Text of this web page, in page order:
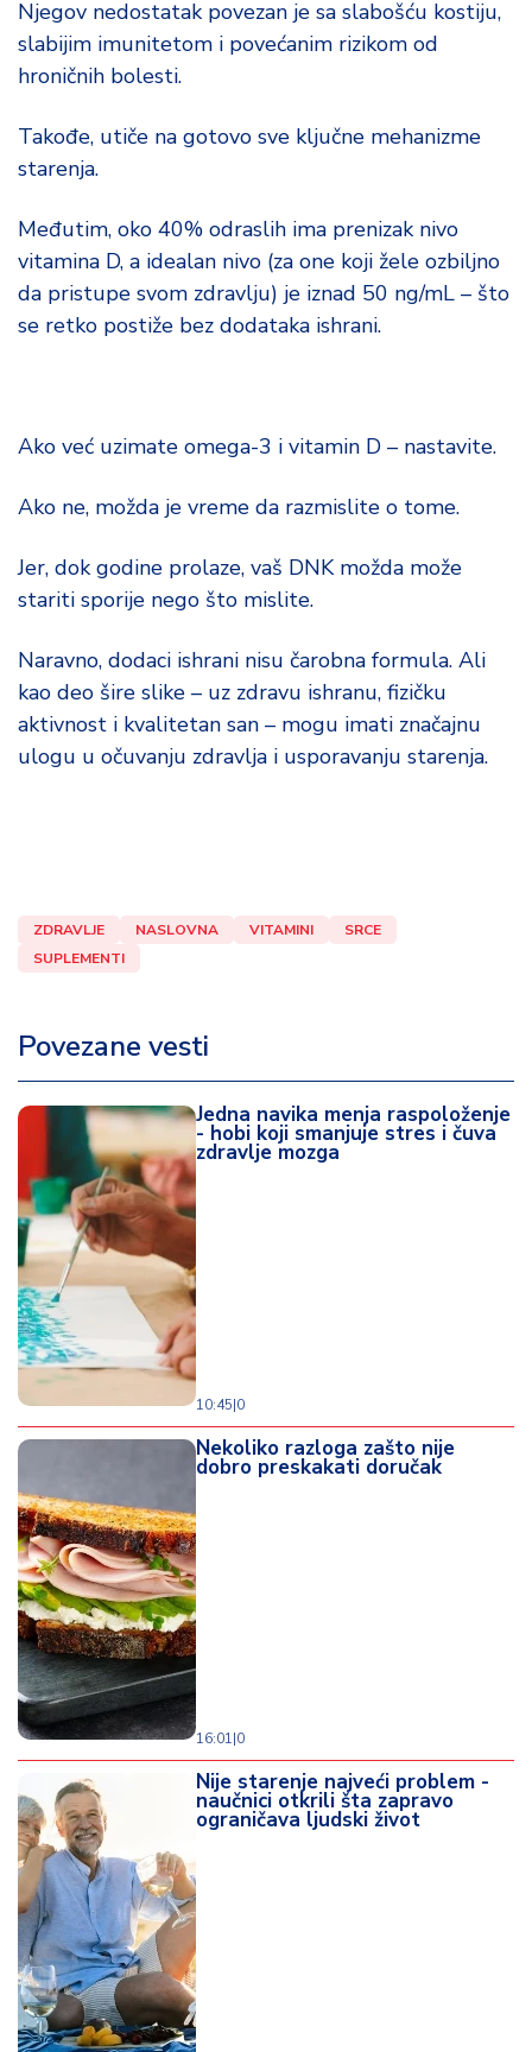
Njegov nedostatak povezan je sa slabošću kostiju,
slabijim imunitetom i povećanim rizikom od
hroničnih bolesti.
Takođe, utiče na gotovo sve ključne mehanizme
starenja.
Međutim, oko 40% odraslih ima prenizak nivo
vitamina D, a idealan nivo (za one koji žele ozbiljno
da pristupe svom zdravlju) je iznad 50 ng/mL – što
se retko postiže bez dodataka ishrani.
Ako već uzimate omega-3 i vitamin D – nastavite.
Ako ne, možda je vreme da razmislite o tome.
Jer, dok godine prolaze, vaš DNK možda može
stariti sporije nego što mislite.
Naravno, dodaci ishrani nisu čarobna formula. Ali
kao deo šire slike – uz zdravu ishranu, fizičku
aktivnost i kvalitetan san – mogu imati značajnu
ulogu u očuvanju zdravlja i usporavanju starenja.
ZDRAVLJE NASLOVNA VITAMINI
SRCE
SUPLEMENTI
Povezane vesti
Jedna navika menja raspoloženje
- hobi koji smanjuje stres i čuva
zdravlje mozga
10:45|0
Nekoliko razloga zašto nije
dobro preskakati doručak
16:01|0
Nije starenje najveći problem -
naučnici otkrili šta zapravo
ograničava ljudski život